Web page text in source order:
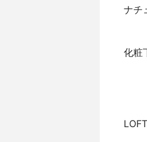
ナチ
化粧